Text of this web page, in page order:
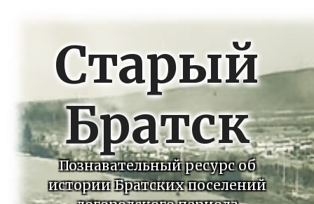
Старый
Братск
Познавательный ресурс об
истории Братских поселений